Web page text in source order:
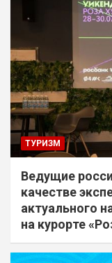
ТУРИЗМ
Ведущие
качестве
актуального
на курорте